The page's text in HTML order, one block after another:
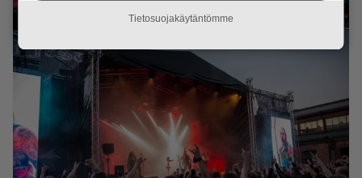
Tietosuojakäytäntömme